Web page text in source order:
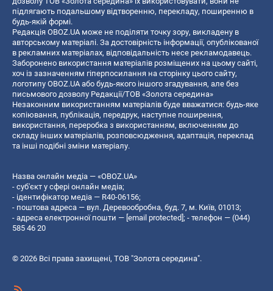
підлягають подальшому відтворенню, перекладу, поширенню в
будь-якій формі.
Редакція OBOZ.UA може не поділяти точку зору, викладену в
авторському матеріалі. За достовірність інформації, опублікованої
в рекламних матеріалах, відповідальність несе рекламодавець.
Заборонено використання матеріалів розміщених на цьому сайті,
хоч із зазначенням гіперпосилання на сторінку цього сайту,
логотипу OBOZ.UA або будь-якого іншого згадування, але без
письмового дозволу Редакції/ТОВ «Золота середина»
Незаконним використанням матеріалів буде вважатися: будь-яке
копiювання, публiкацiя, передрук, наступне поширення,
використання, переробка з використанням, включенням до
складу інших матеріалів, розповсюдження, адаптація, переклад
та інші подібні зміни матеріалу.
Назва онлайн медіа — «OBOZ.UA»
- суб'єкт у сфері онлайн медіа;
- ідентифікатор медіа — R40-06156;
- поштова адреса — вул. Деревообробна, буд. 7, м. Київ, 01013;
- адреса електронної пошти — [email protected]; - телефон — (044)
585 46 20
© 2026 Всі права захищені, ТОВ "Золота середина".